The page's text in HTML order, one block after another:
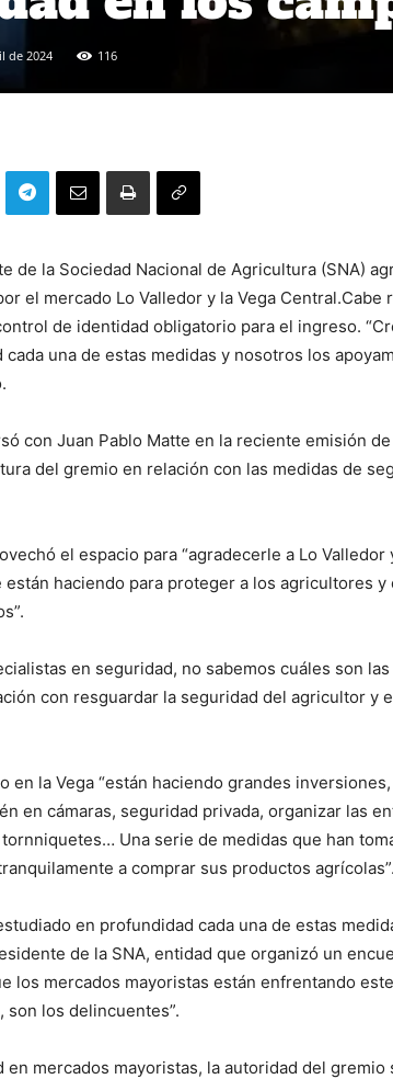
de 2024 116
de la Sociedad Nacional de Agricultura (SNA)
el mercado Lo Valledor y la Vega Central.Cabe
de identidad obligatorio para el ingreso.
una de estas medidas y nosotros los
con Juan Pablo Matte en la reciente emisión
del gremio en relación con las medidas de
el espacio para “agradecerle a Lo Valledor
haciendo para proteger a los agricultores
en seguridad, no sabemos cuáles son
con resguardar la seguridad del agricultor y
en la Vega “están haciendo grandes
en cámaras, seguridad privada, organizar las
Una serie de medidas que han
a comprar sus productos agrícolas”.
en profundidad cada una de estas
de la SNA, entidad que organizó un
los mercados mayoristas están enfrentando
son los delincuentes”.
en mercados mayoristas, la autoridad del gremio